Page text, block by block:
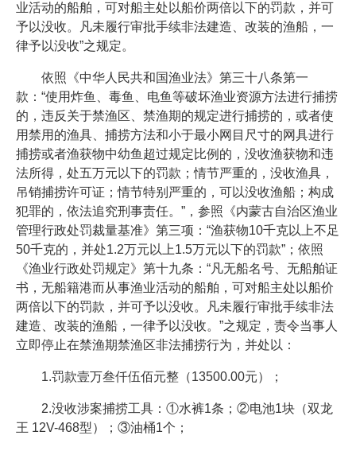
业活动的船舶，可对船主处以船价两倍以下的罚款，并可
予以没收。凡未履行审批手续非法建造、改装的渔船，一
律予以没收”之规定。
依照《中华人民共和国渔业法》第三十八条第一
款：“使用炸鱼、毒鱼、电鱼等破坏渔业资源方法进行捕捞
的，违反关于禁渔区、禁渔期的规定进行捕捞的，或者使
用禁用的渔具、捕捞方法和小于最小网目尺寸的网具进行
捕捞或者渔获物中幼鱼超过规定比例的，没收渔获物和违
法所得，处五万元以下的罚款；情节严重的，没收渔具，
吊销捕捞许可证；情节特别严重的，可以没收渔船；构成
犯罪的，依法追究刑事责任。”，参照《内蒙古自治区渔业
管理行政处罚裁量基准》第三项：“渔获物10千克以上不足
50千克的，并处1.2万元以上1.5万元以下的罚款”；依照
《渔业行政处罚规定》第十九条：“凡无船名号、无船舶证
书，无船籍港而从事渔业活动的船舶，可对船主处以船价
两倍以下的罚款，并可予以没收。凡未履行审批手续非法
建造、改装的渔船，一律予以没收。”之规定，责令当事人
立即停止在禁渔期禁渔区非法捕捞行为，并处以：
1.罚款壹万叁仟伍佰元整（13500.00元）；
2.没收涉案捕捞工具：①水裤1条；②电池1块（双龙
王 12V-468型）；③油桶1个；